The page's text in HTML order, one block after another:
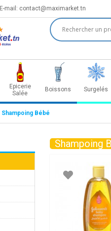
E-mail: contact@maximarket.tn
Epicerie
Salée
Boissons Surgelés
Shampoing Bébé
Shampoing